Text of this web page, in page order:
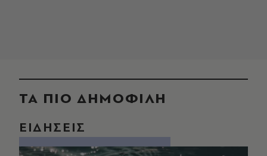
ΤΑ ΠΙΟ ΔΗΜΟΦΙΛΗ
ΕΙΔΗΣΕΙΣ